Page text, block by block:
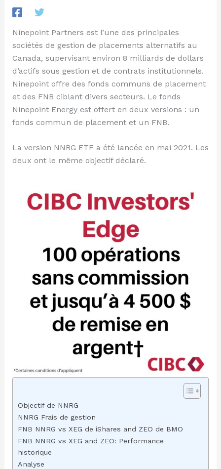
Ninepoint Partners est l’une des principales
sociétés de gestion de placements alternatifs au
Canada, supervisant environ 8 milliards de dollars
d’actifs sous gestion et de contrats institutionnels.
Ninepoint offre des fonds communs de placement
et des FNB ciblant divers secteurs. Le fonds
Ninepoint Energy est offert en deux versions : un
fonds commun de placement et un FNB.
La version NNRG ETF a été lancée en mai 2021. Les
deux ont le même objectif déclaré.
Objectif de NNRG
NNRG Frais de gestion
FNB NNRG vs XEG de iShares and ZEO de BMO
FNB NNRG vs XEG and ZEO: Performance
historique
Analyse